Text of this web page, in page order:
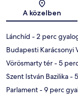
A közelben
Lánchíd - 2 perc
Budapesti Karácsonyi
Vörösmarty tér- 5
Szent István Bazilika-
Parlament- 9 perc